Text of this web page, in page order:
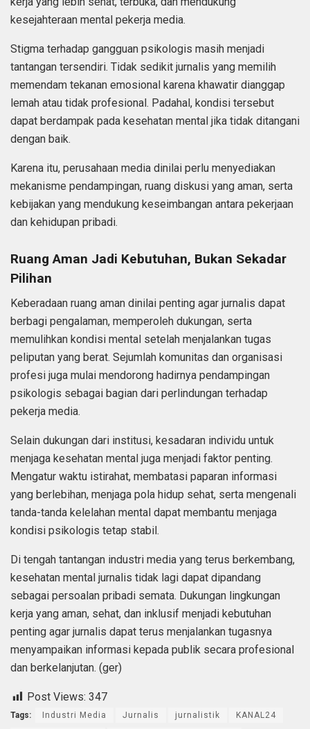
kesejahteraan mental pekerja media.
Stigma terhadap gangguan psikologis masih menjadi
tantangan tersendiri. Tidak sedikit jurnalis yang memilih
memendam tekanan emosional karena khawatir dianggap
lemah atau tidak profesional. Padahal, kondisi tersebut
dapat berdampak pada kesehatan mental jika tidak ditangani
dengan baik.
Karena itu, perusahaan media dinilai perlu menyediakan
mekanisme pendampingan, ruang diskusi yang aman, serta
kebijakan yang mendukung keseimbangan antara pekerjaan
dan kehidupan pribadi.
Ruang Aman Jadi Kebutuhan, Bukan Sekadar
Pilihan
Keberadaan ruang aman dinilai penting agar jurnalis dapat
berbagi pengalaman, memperoleh dukungan, serta
memulihkan kondisi mental setelah menjalankan tugas
peliputan yang berat. Sejumlah komunitas dan organisasi
profesi juga mulai mendorong hadirnya pendampingan
psikologis sebagai bagian dari perlindungan terhadap
pekerja media.
Selain dukungan dari institusi, kesadaran individu untuk
menjaga kesehatan mental juga menjadi faktor penting.
Mengatur waktu istirahat, membatasi paparan informasi
yang berlebihan, menjaga pola hidup sehat, serta mengenali
tanda-tanda kelelahan mental dapat membantu menjaga
kondisi psikologis tetap stabil.
Di tengah tantangan industri media yang terus berkembang,
kesehatan mental jurnalis tidak lagi dapat dipandang
sebagai persoalan pribadi semata. Dukungan lingkungan
kerja yang aman, sehat, dan inklusif menjadi kebutuhan
penting agar jurnalis dapat terus menjalankan tugasnya
menyampaikan informasi kepada publik secara profesional
dan berkelanjutan. (ger)
Post Views: 347
Tags: Industri Media Jurnalis jurnalistik KANAL24